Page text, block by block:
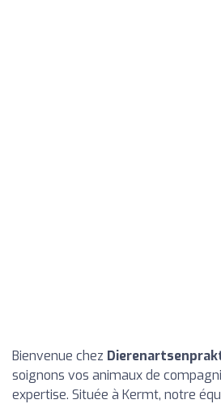
Bienvenue chez
soignons vos animaux de
expertise. Située à Kermt, notre